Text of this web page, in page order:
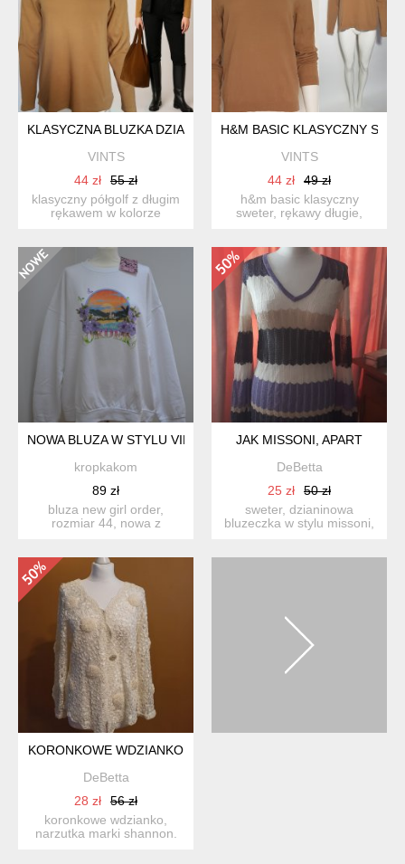
KLASYCZNA BLUZKA DZIANINOWY PÓŁGOLF DAMSKI
VINTS
44 zł
55 zł
klasyczny półgolf z długim
rękawem w kolorze
H&M BASIC KLASYCZNY
VINTS
44 zł
49 zł
h&m basic klasyczny
sweter, rękawy długie,
NOWA BLUZA W STYLU VINTAGE 44 XXL
kropkakom
89 zł
bluza new girl order,
rozmiar 44, nowa z
JAK MISSONI, APART
DeBetta
25 zł
50 zł
sweter, dzianinowa
bluzeczka w stylu missoni,
KORONKOWE WDZIANKO
DeBetta
28 zł
56 zł
koronkowe wdzianko,
narzutka marki shannon.